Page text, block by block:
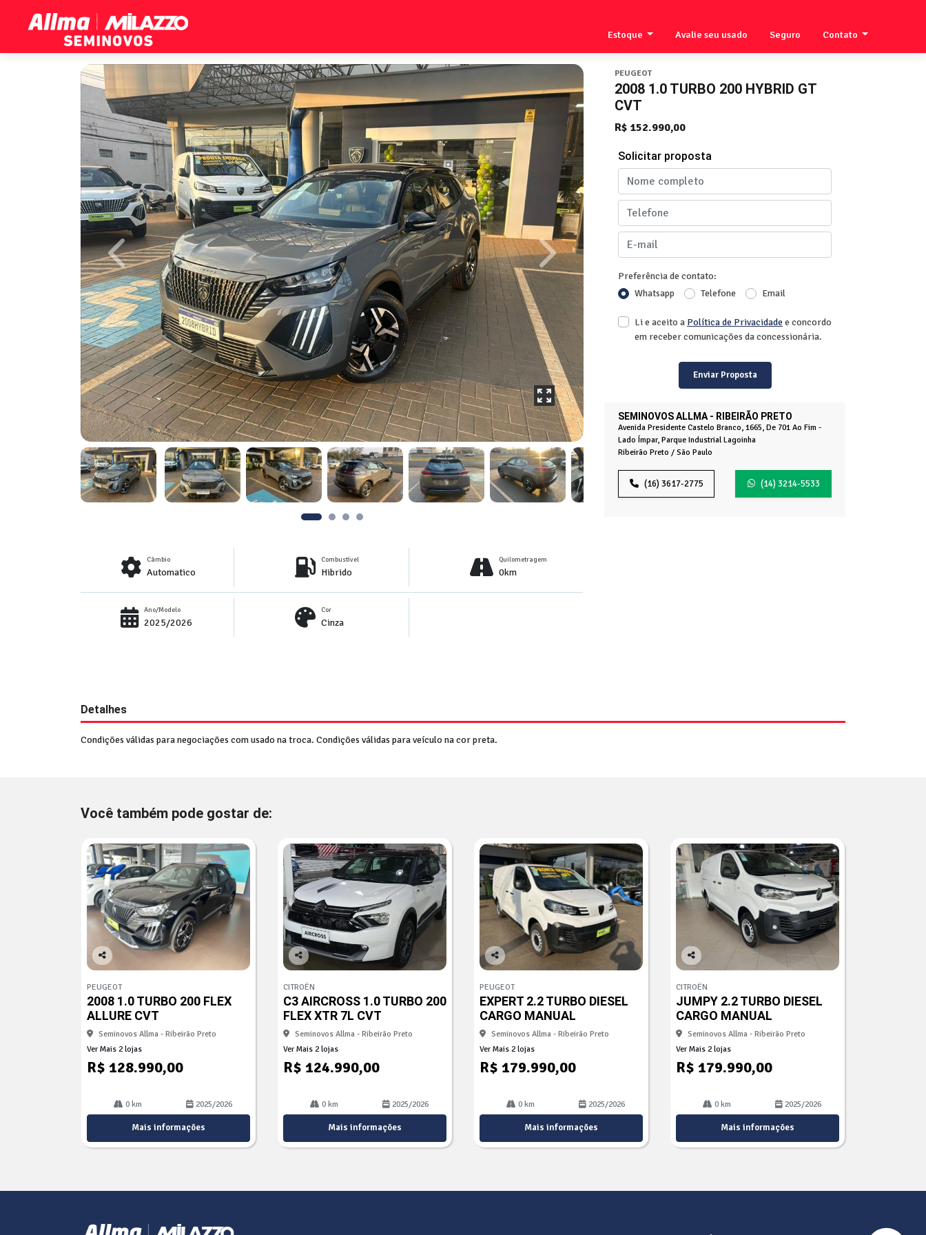
Estoque Avalie seu usado Seguro Contato
PEUGEOT
2008 1.0 TURBO 200 HYBRID GT
CVT
R$ 152.990,00
SEMINOVOS ALLMA - RIBEIRÃO PRETO
Avenida Presidente Castelo Branco, 1665, De 701 Ao Fim -
Lado Ímpar, Parque Industrial Lagoinha
Ribeirão Preto / São Paulo
(16) 3617-2775 (14) 3214-5533
Solicitar proposta
Preferência de contato:
Whatsapp
Telefone Email
Li e aceito a Política de Privacidadee concordo
em receber comunicações da concessionária.
Enviar Proposta
Previous Next
Câmbio
Automatico
Combustível
Hibrido
Quilometragem
0km
Ano/Modelo
2025/2026
Cor
Cinza
Detalhes
Condições válidas para negociações com usado na troca. Condições válidas para veículo na cor preta.
Você também pode gostar de:
Co
arti
lhe
PEUGEOT
2008 1.0 TURBO 200 FLEX
ALLURE CVT
Seminovos Allma - Ribeirão Preto
Ver Mais 2 lojas
R$ 128.990,00
0 km 2025/2026
Mais informações
Co
arti
lhe
CITROËN
C3 AIRCROSS 1.0 TURBO 200
FLEX XTR 7L CVT
Seminovos Allma - Ribeirão Preto
Ver Mais 2 lojas
R$ 124.990,00
0 km 2025/2026
Mais informações
Co
arti
lhe
PEUGEOT
EXPERT 2.2 TURBO DIESEL
CARGO MANUAL
Seminovos Allma - Ribeirão Preto
Ver Mais 2 lojas
R$ 179.990,00
0 km 2025/2026
Mais informações
Co
arti
lhe
CITROËN
JUMPY 2.2 TURBO DIESEL
CARGO MANUAL
Seminovos Allma - Ribeirão Preto
Ver Mais 2 lojas
R$ 179.990,00
0 km 2025/2026
Mais informações